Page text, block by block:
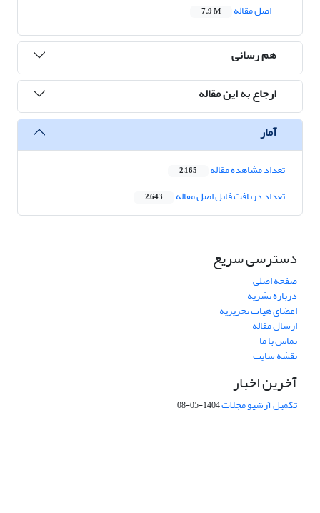
اصل مقاله
7.9 M
هم رسانی
ارجاع به این مقاله
آمار
تعداد مشاهده مقاله 2,165
تعداد دریافت فایل اصل مقاله 2,643
دسترسی سریع
صفحه اصلی
درباره نشریه
اعضای هیات تحریریه
ارسال مقاله
تماس با ما
نقشه سایت
آخرین اخبار
تکمیل آرشیو مجلات1404-05-08